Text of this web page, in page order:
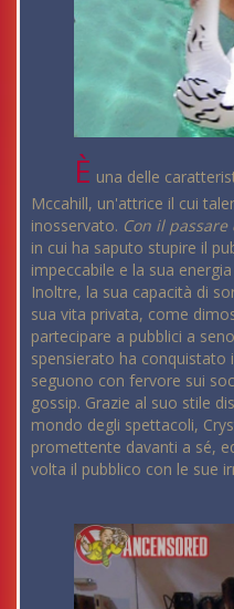
È una delle
Mccahill, un'attrice il cui
inosservato. Con il
in cui ha saputo stupire il
impeccabile e la sua
Inoltre, la sua capacità di
sua vita privata, come
partecipare a pubblici a
spensierato ha conquistato
seguono con fervore sui
gossip. Grazie al suo stile
mondo degli spettacoli,
promettente davanti a sé,
volta il pubblico con le sue